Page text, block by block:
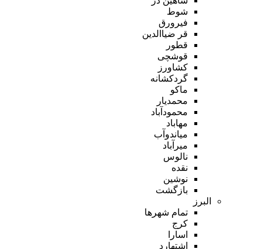
شوط
فیرورق
قر ضیاالدین
قطور
قوشچی
کشاورز
گردکشانه
ماکو
محمدیار
محمودآباد
مهاباد
میاندوآب
میرآباد
نالوس
نقده
نوشین
بازگشت
البرز
تمام شهر‌ها
کرج
اسارا
اشتهارد